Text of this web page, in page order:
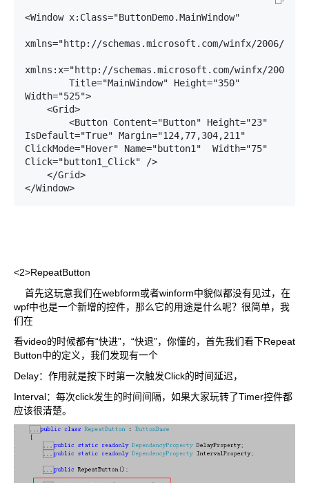
<Window x:Class="ButtonDemo.MainWindow"
xmlns="http://schemas.microsoft.com/winfx/2006/
xmlns:x="http://schemas.microsoft.com/winfx/2006/
Width="525">
IsDefault="True" Margin="124,77,304,211"
ClickMode="Hover" Name="button1"  Width="75"
Click="button1_Click" />
</Window>
<2>RepeatButton
首先这玩意我们在webform或者winform中貌似都没有见过，在
wpf中也是一个新增的控件，那么它的用途是什么呢？很简单，我
们在
看video的时候都有“快进”，“快退”，你懂的，首先我们看下Repeat
Button中的定义，我们发现有一个
Delay：作用就是按下时第一次触发Click的时间延迟，
Interval：每次click发生的时间间隔，如果大家玩转了Timer控件都
应该很清楚。